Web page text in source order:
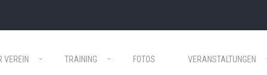
VEREIN TRAINING FOTOS VERANSTALTUNGEN